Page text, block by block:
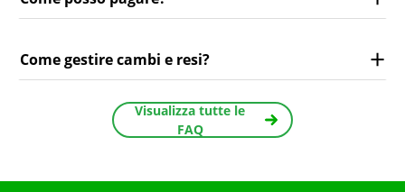
Come gestire cambi e resi?
Visualizza tutte le
FAQ